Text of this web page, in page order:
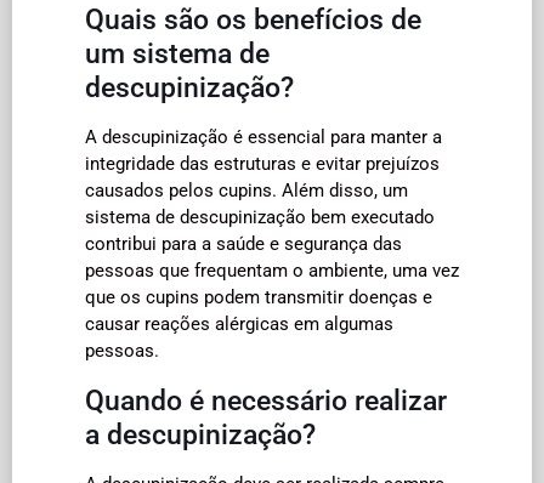
Quais são os benefícios de
um sistema de
descupinização?
A descupinização é essencial para manter a
integridade das estruturas e evitar prejuízos
causados pelos cupins. Além disso, um
sistema de descupinização bem executado
contribui para a saúde e segurança das
pessoas que frequentam o ambiente, uma vez
que os cupins podem transmitir doenças e
causar reações alérgicas em algumas
pessoas.
Quando é necessário realizar
a descupinização?